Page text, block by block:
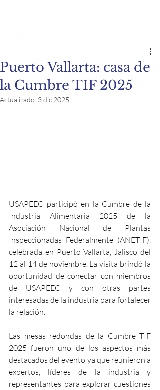
Puerto Vallarta: casa de
la Cumbre TIF 2025
Actualizado: 3 dic 2025
USAPEEC participó en la Cumbre de la
Industria Alimentaria 2025 de la
Asociación Nacional de Plantas
Inspeccionadas Federalmente (ANETIF),
celebrada en Puerto Vallarta, Jalisco del
12 al 14 de noviembre. La visita brindó la
oportunidad de conectar con miembros
de USAPEEC y con otras partes
interesadas de la industria para fortalecer
la relación.
Las mesas redondas de la Cumbre TIF
2025 fueron uno de los aspectos más
destacados del evento ya que reunieron a
expertos, líderes de la industria y
representantes para explorar cuestiones